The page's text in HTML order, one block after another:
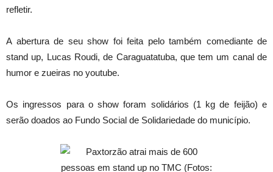
refletir.
A abertura de seu show foi feita pelo também comediante de
stand up, Lucas Roudi, de Caraguatatuba, que tem um canal de
humor e zueiras no youtube.
Os ingressos para o show foram solidários (1 kg de feijão) e
serão doados ao Fundo Social de Solidariedade do município.